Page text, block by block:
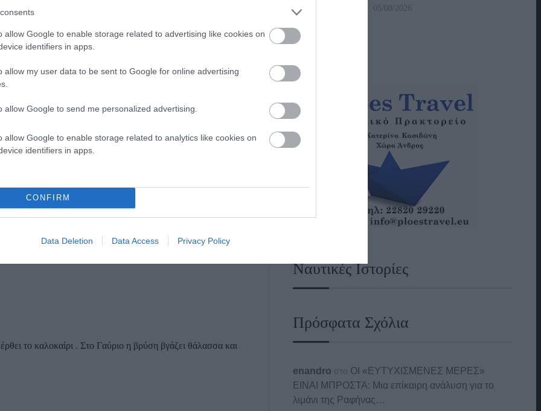
allow Google to enable storage related to advertising like cookies on
identifiers in apps.
allow my user data to be sent to Google for online advertising
allow Google to send me personalized advertising.
allow Google to enable storage related to analytics like cookies on
identifiers in apps.
CONFIRM
Data Deletion Data Access Privacy Policy
να πουν κάτι; Γιατί σιωπούν σήμερα; Τους έφαγαν
ο κόσμος διάλεξε ποιους μάγκες ήθελε. Θεέ μου
το καλοκαίρι . Στο Γαύριο η βρύση βγάζει θάλασσα και
05/08/2026
Ναυτικές Ιστορίες
Πρόσφατα Σχόλια
enandro στο ΟΙ «ΕΥΤΥΧΙΣΜΕΝΕΣ ΜΕΡΕΣ»
ΕΙΝΑΙ ΜΠΡΟΣΤΑ: Μια επίκαιρη ανάλυση για το
λιμάνι της Ραφήνας…